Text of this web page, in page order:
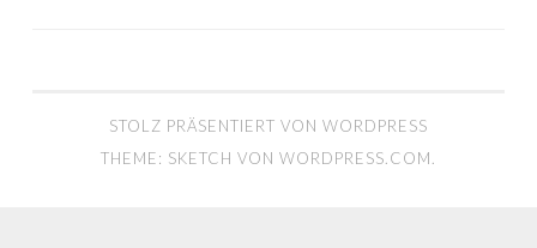
STOLZ PRÄSENTIERT VON WORDPRESS
THEME: SKETCH VON WORDPRESS.COM